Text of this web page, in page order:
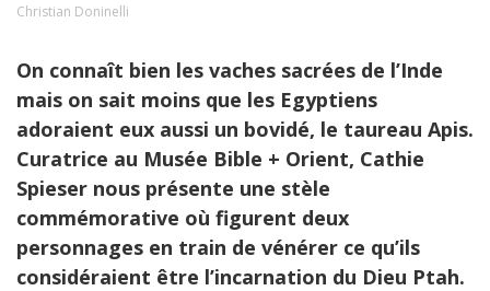
Christian Doninelli
On connaît bien les vaches sacrées de l’Inde
mais on sait moins que les Egyptiens
adoraient eux aussi un bovidé, le taureau Apis.
Curatrice au Musée Bible + Orient, Cathie
Spieser nous présente une stèle
commémorative où figurent deux
personnages en train de vénérer ce qu’ils
considéraient être l’incarnation du Dieu Ptah.